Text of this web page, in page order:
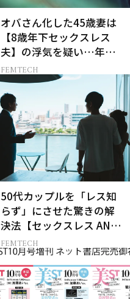
オバさん化した45歳妻は
【8歳年下セックスレス
夫】の浮気を疑い…年の
差婚の悲しい末路
FEMTECH
50代カップルを「レス知
らず」にさせた驚きの解
決法【セックスレス AND
THE CITY -女たちの告
白-】
FEMTECH